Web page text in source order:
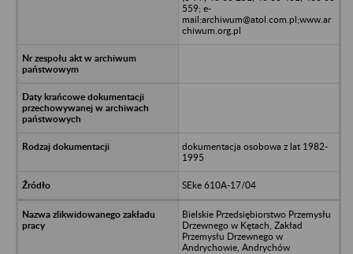
559; e-
mail:archiwum@atol.com.pl;www.ar
chiwum.org.pl
dokumentacja osobowa z lat 1982-
1995
SEke 610A-17/04
Bielskie Przedsiębiorstwo Przemysłu
Drzewnego w Kętach, Zakład
Przemysłu Drzewnego w
Andrychowie, Andrychów